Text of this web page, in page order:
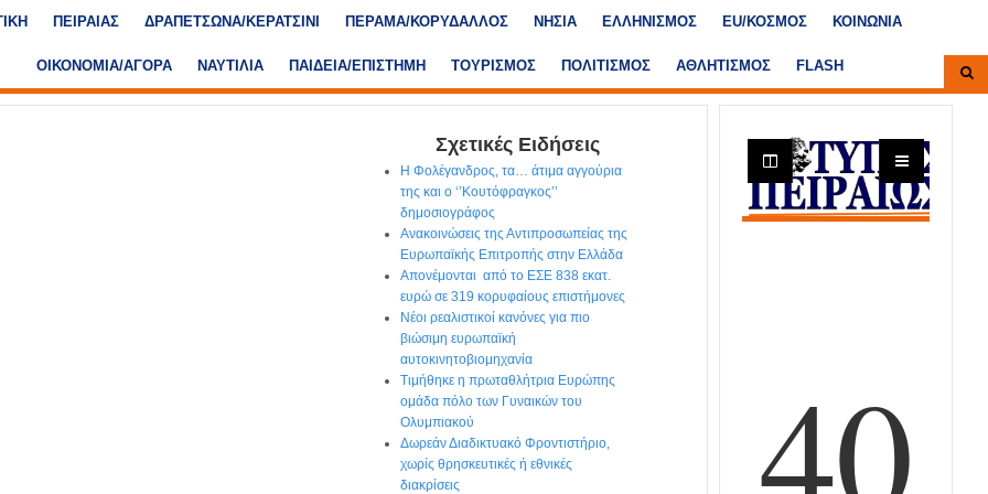
ΠΕΙΡΑΙΑΣ ΔΡΑΠΕΤΣΩΝΑ/ΚΕΡΑΤΣΙΝΙ ΠΕΡΑΜΑ/ΚΟΡΥΔΑΛΛΟΣ ΝΗΣΙΑ ΕΛΛΗΝΙΣΜΟΣ ΕU/ΚΟΣΜΟΣ ΚΟΙΝΩΝΙΑ
ΟΙΚΟΝΟΜΙΑ/ΑΓΟΡΑ ΝΑΥΤΙΛΙΑ ΠΑΙΔΕΙΑ/ΕΠΙΣΤΗΜΗ ΤΟΥΡΙΣΜΟΣ ΠΟΛΙΤΙΣΜΟΣ ΑΘΛΗΤΙΣΜΟΣ FLASH
Σχετικές Ειδήσεις
Η Φολέγανδρος, τα… άτιμα αγγούρια
της και ο ‘’Κουτόφραγκος’’
δημοσιογράφος
Ανακοινώσεις της Αντιπροσωπείας της
Ευρωπαϊκής Επιτροπής στην Ελλάδα
Απονέμονται από το ΕΣΕ 838 εκατ.
ευρώ σε 319 κορυφαίους επιστήμονες
Νέοι ρεαλιστικοί κανόνες για πιο
βιώσιμη ευρωπαϊκή
αυτοκινητοβιομηχανία
Τιμήθηκε η πρωταθλήτρια Ευρώπης
ομάδα πόλο των Γυναικών του
Ολυμπιακού
Δωρεάν Διαδικτυακό Φροντιστήριο,
χωρίς θρησκευτικές ή εθνικές
διακρίσεις